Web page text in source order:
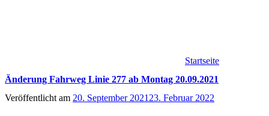
Startseite
Änderung Fahrweg Linie 277 ab Montag 20.09.2021
Veröffentlicht am 20. September 2021 23. Februar 2022